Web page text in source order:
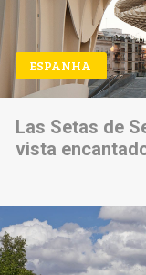
ESPANHA
Las Setas de
vista